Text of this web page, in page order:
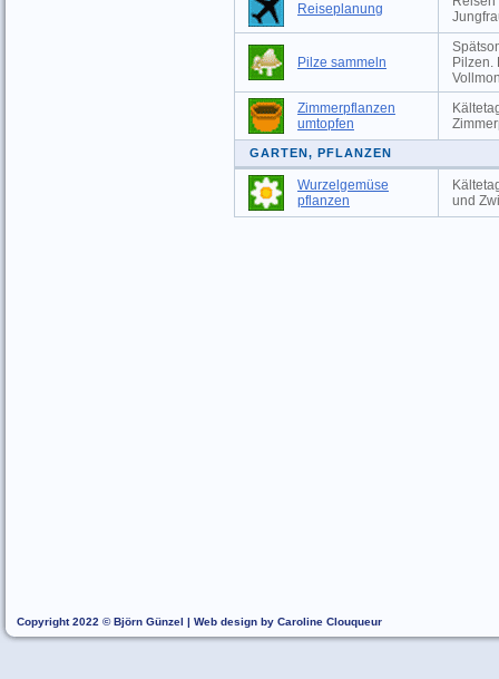
Reiseplanung
Pilze sammeln
Pilzen.
Zimmerpflanzen
umtopfen
GARTEN, PFLANZEN
Wurzelgemüse
pflanzen
und
Copyright 2022 © Björn Günzel | Web design by Caroline Clouqueur